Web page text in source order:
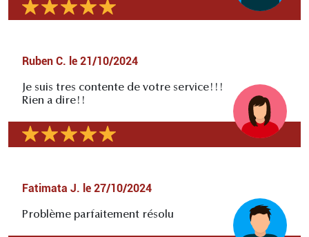
Ruben C. le 21/10/2024
Je suis tres contente de votre service!!!
Rien a dire!!
Fatimata J. le 27/10/2024
Problème parfaitement résolu